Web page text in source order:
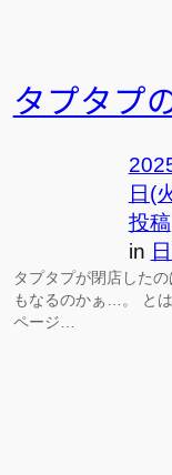
タプタプ
日(
投稿
in
タプタプが閉店した
もなるのかぁ…。 と
ページ…